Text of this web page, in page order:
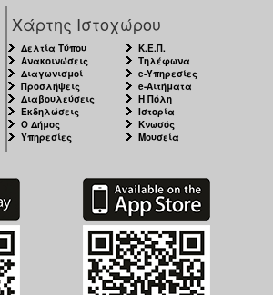
Χάρτης Ιστοχώρου
Δελτία Τύπου
Ανακοινώσεις
Διαγωνισμοί
Προσλήψεις
Διαβουλεύσεις
Εκδηλώσεις
Ο Δήμος
Υπηρεσίες
Κ.Ε.Π.
Τηλέφωνα
e-Υπηρεσίες
e-Αιτήματα
Η Πόλη
Ιστορία
Κνωσός
Μουσεία